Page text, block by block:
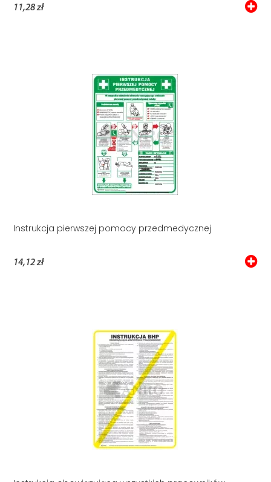
11,28 zł
Instrukcja pierwszej pomocy przedmedycznej
14,12 zł